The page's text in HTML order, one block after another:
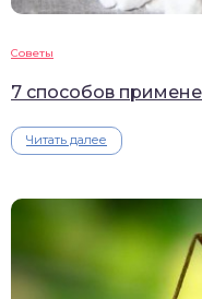
Советы
7 способов
Читать далее